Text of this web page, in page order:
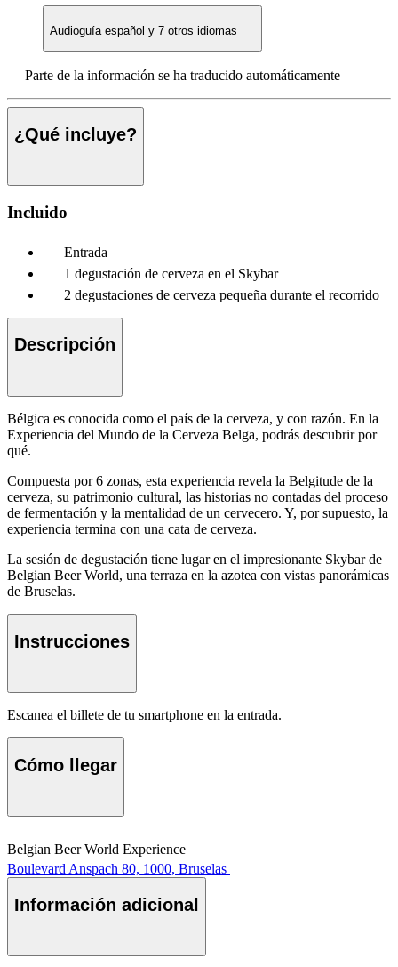
Audioguía español y 7 otros idiomas
Parte de la información se ha traducido automáticamente
¿Qué incluye?
Incluido
Entrada
1 degustación de cerveza en el Skybar
2 degustaciones de cerveza pequeña durante el recorrido
Descripción
Bélgica es conocida como el país de la cerveza, y con razón. En la
Experiencia del Mundo de la Cerveza Belga, podrás descubrir por
qué.
Compuesta por 6 zonas, esta experiencia revela la Belgitude de la
cerveza, su patrimonio cultural, las historias no contadas del proceso
de fermentación y la mentalidad de un cervecero. Y, por supuesto, la
experiencia termina con una cata de cerveza.
La sesión de degustación tiene lugar en el impresionante Skybar de
Belgian Beer World, una terraza en la azotea con vistas panorámicas
de Bruselas.
Instrucciones
Escanea el billete de tu smartphone en la entrada.
Cómo llegar
Belgian Beer World Experience
Boulevard Anspach 80, 1000, Bruselas
Información adicional